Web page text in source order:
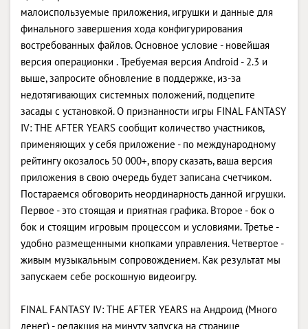
малоиспользуемые приложения, игрушки и данные для
финального завершения хода конфигурирования
востребованных файлов. Основное условие - новейшая
версия операционки . Требуемая версия Android - 2.3 и
выше, запросите обновление в поддержке, из-за
недотягивающих системных положений, подцепите
засады с установкой. О признанности игры FINAL FANTASY
IV: THE AFTER YEARS сообщит количество участников,
применяющих у себя приложение - по международному
рейтингу окозалось 50 000+, впору сказать, ваша версия
приложения в свою очередь будет записана счетчиком.
Постараемся обговорить неординарность данной игрушки.
Первое - это стоящая и приятная графика. Второе - бок о
бок и стоящим игровым процессом и условиями. Третье -
удобно размещенными кнопками управления. Четвертое -
живым музыкальным сопровождением. Как результат мы
запускаем себе роскошную видеоигру.
FINAL FANTASY IV: THE AFTER YEARS на Андроид (Много
денег) - редакция на минуту запуска на странице